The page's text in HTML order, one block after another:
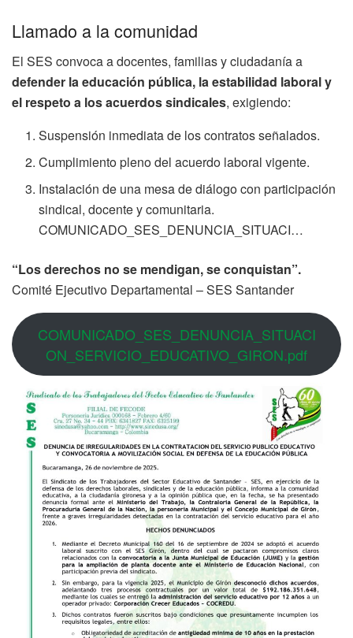
Llamado a la comunidad
El SES convoca a docentes, familias y ciudadanía a
defender la educación pública, la estabilidad laboral y
el respeto a los acuerdos sindicales, exigiendo:
Suspensión inmediata de los contratos señalados.
Cumplimiento pleno del acuerdo laboral vigente.
Instalación de una mesa de diálogo con participación
sindical, docente y comunitaria.
COMUNICADO_SES_DENUNCIA_SITUACI…
“Los derechos no se mendigan, se conquistan”.
Comité Ejecutivo Departamental – SES Santander
COMUNICADO_SES_DENUNCIA_SITUACI
ON_SERVICIO_EDUCATIVO_GIRON.pdf